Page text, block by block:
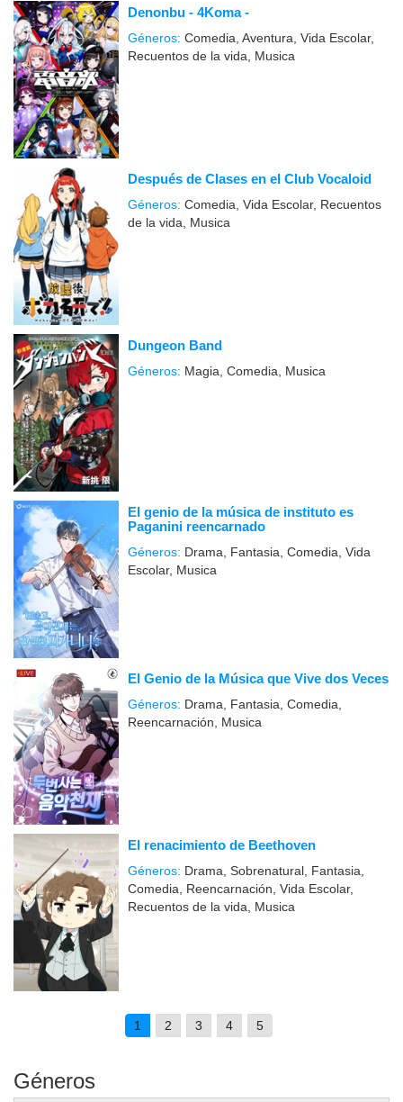
Denonbu - 4Koma -
Géneros: Comedia, Aventura, Vida Escolar,
Recuentos de la vida, Musica
Después de Clases en el Club Vocaloid
Géneros: Comedia, Vida Escolar, Recuentos
de la vida, Musica
Dungeon Band
Géneros: Magia, Comedia, Musica
El genio de la música de instituto es
Paganini reencarnado
Géneros: Drama, Fantasia, Comedia, Vida
Escolar, Musica
El Genio de la Música que Vive dos Veces
Géneros: Drama, Fantasia, Comedia,
Reencarnación, Musica
El renacimiento de Beethoven
Géneros: Drama, Sobrenatural, Fantasia,
Comedia, Reencarnación, Vida Escolar,
Recuentos de la vida, Musica
1 2 3 4 5
Géneros